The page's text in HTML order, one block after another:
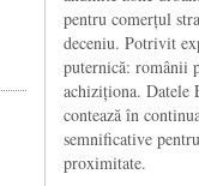
pentru comerțul
deceniu. Potrivit
puternică: românii
achiziționa. Datele
contează în
semnificative
proximitate.